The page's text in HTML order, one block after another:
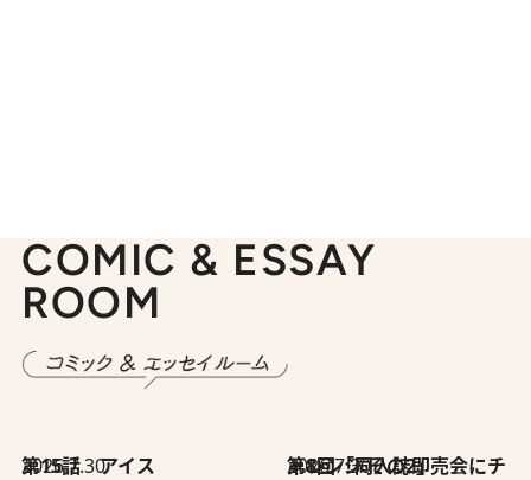
COMIC & ESSAY
ROOM
2026.7.30
第15話 アイス 2026.7.30
第8回「同人誌即売会にチャレンジ その2」